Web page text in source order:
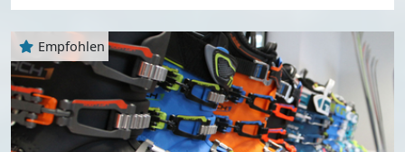
Empfohlen